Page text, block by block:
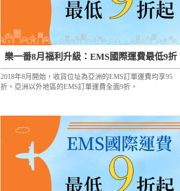
樂一番8月福利升級：EMS國際運費最低9折
起！
2018年8月開始，收貨位址為亞洲的EMS訂單運費均享95
折。亞洲以外地區的EMS訂單運費全面9折。